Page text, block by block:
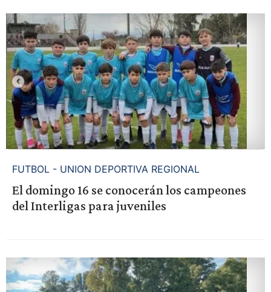
FUTBOL - UNION DEPORTIVA REGIONAL
El domingo 16 se conocerán los campeones
del Interligas para juveniles